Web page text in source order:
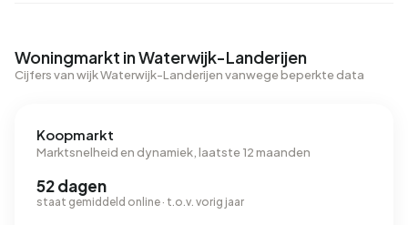
Woningmarkt in Waterwijk-Landerijen
Cijfers van wijk Waterwijk-Landerijen vanwege beperkte data
Koopmarkt
Marktsnelheid en dynamiek, laatste 12 maanden
52 dagen
staat gemiddeld online · t.o.v. vorig jaar